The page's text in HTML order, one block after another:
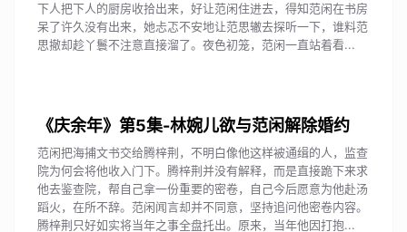
下人把下人的厨房收拾出来，好让范闲住进去，得知范闲在书房
呆了许久没有出来，她忐忑不安地让范思辙去探听一下，谁料范
思撤却趁丫鬟不注意直接溜了。夜色初笼，范闲一直站着看...
《庆余年》第5集-林婉儿欲与范闲解除婚约
范闲把海捕文书交给腾梓荆，不明白像他这样被通缉的人，监查
院为何会将他收入门下。腾梓荆并没有解释，而是直接跪下来求
他去鉴查院，帮自己拿一份重要的密卷，自己今后愿意为他赴汤
蹈火，在所不辞。范闲闻言却并不同意，坚持追问他密卷内容。
腾梓荆只好如实将当年之事全盘托出。原来，当年他因打抱...